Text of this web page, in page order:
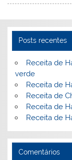
er
e
st
k
e
dI
n
b
Posts recentes
Receita de
verde
Receita de
Receita de
Receita de
Receita de
Comentários